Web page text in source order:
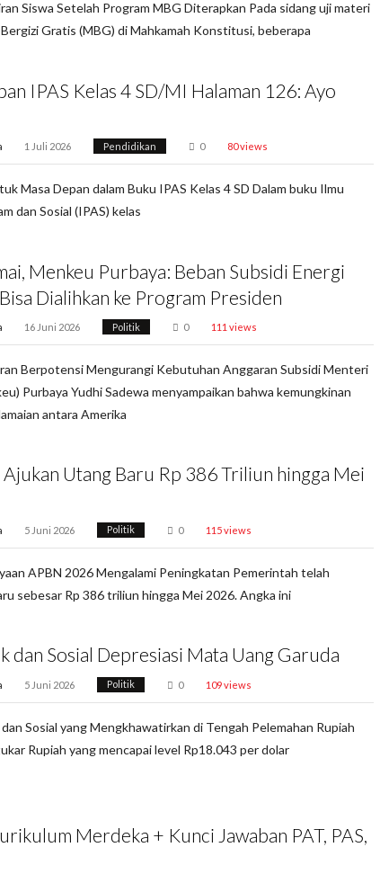
Siswa Setelah Program MBG Diterapkan Pada sidang uji materi
Gratis (MBG) di Mahkamah Konstitusi, beberapa
IPAS Kelas 4 SD/MI Halaman 126: Ayo
1 Juli 2026 Pendidikan 0 80 views
Masa Depan dalam Buku IPAS Kelas 4 SD Dalam buku Ilmu
dan Sosial (IPAS) kelas
Menkeu Purbaya: Beban Subsidi Energi
Dialihkan ke Program Presiden
16 Juni 2026 Politik 0 111 views
Berpotensi Mengurangi Kebutuhan Anggaran Subsidi Menteri
Purbaya Yudhi Sadewa menyampaikan bahwa kemungkinan
antara Amerika
Utang Baru Rp 386 Triliun hingga Mei
5 Juni 2026 Politik 0 115 views
APBN 2026 Mengalami Peningkatan Pemerintah telah
sebesar Rp 386 triliun hingga Mei 2026. Angka ini
dan Sosial Depresiasi Mata Uang Garuda
5 Juni 2026 Politik 0 109 views
Sosial yang Mengkhawatirkan di Tengah Pelemahan Rupiah
Rupiah yang mencapai level Rp18.043 per dolar
Merdeka + Kunci Jawaban PAT, PAS,